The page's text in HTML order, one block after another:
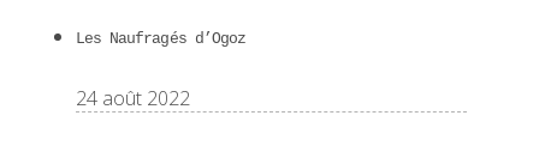
Les Naufragés d’Ogoz
24 août 2022